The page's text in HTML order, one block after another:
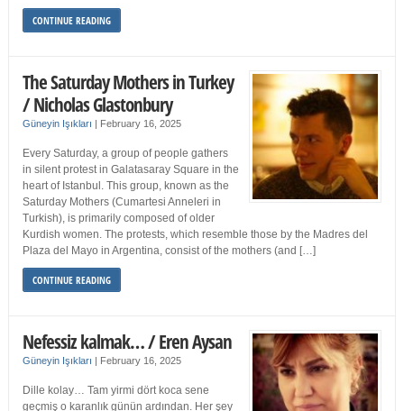
CONTINUE READING
The Saturday Mothers in Turkey
/ Nicholas Glastonbury
Güneyin Işıkları | February 16, 2025
Every Saturday, a group of people gathers
in silent protest in Galatasaray Square in the
heart of Istanbul. This group, known as the
Saturday Mothers (Cumartesi Anneleri in
Turkish), is primarily composed of older
Kurdish women. The protests, which resemble those by the Madres del
Plaza del Mayo in Argentina, consist of the mothers (and […]
CONTINUE READING
Nefessiz kalmak… / Eren Aysan
Güneyin Işıkları | February 16, 2025
Dille kolay… Tam yirmi dört koca sene
geçmiş o karanlık günün ardından. Her şey